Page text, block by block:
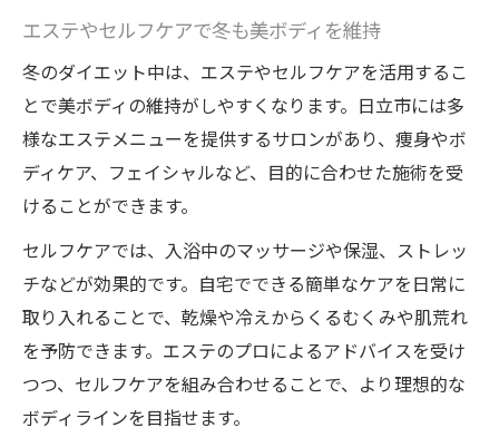
エステやセルフケアで冬も美ボディを維持
冬のダイエット中は、エステやセルフケアを活用するこ
とで美ボディの維持がしやすくなります。日立市には多
様なエステメニューを提供するサロンがあり、痩身やボ
ディケア、フェイシャルなど、目的に合わせた施術を受
けることができます。
セルフケアでは、入浴中のマッサージや保湿、ストレッ
チなどが効果的です。自宅でできる簡単なケアを日常に
取り入れることで、乾燥や冷えからくるむくみや肌荒れ
を予防できます。エステのプロによるアドバイスを受け
つつ、セルフケアを組み合わせることで、より理想的な
ボディラインを目指せます。